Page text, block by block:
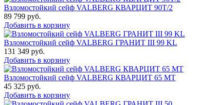
Взломостойкий сейф VALBERG КВАРЦИТ 90Т/2
89 799 руб.
Добавить в корзину
Взломостойкий сейф VALBERG ГРАНИТ III 99 KL
131 349 руб.
Добавить в корзину
Взломостойкий сейф VALBERG КВАРЦИТ 65 МТ
45 325 руб.
Добавить в корзину